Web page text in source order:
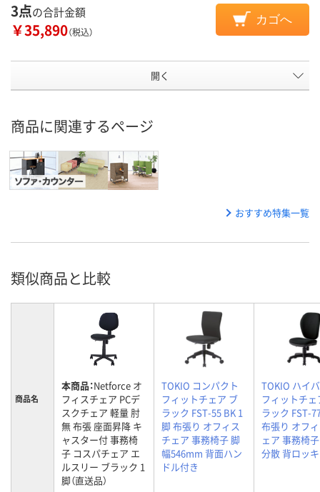
3点の合計金額
￥35,890（税込）
カゴへ
開く
商品に関連するページ
おすすめ特集一覧
類似商品と比較
商品名
本商品：Netforce オ
フィスチェア PCデ
スクチェア 軽量 肘
無 布張 座面昇降 キ
ャスター付 事務椅
子 コスパチェア エ
ルスリー ブラック 1
脚（直送品）
TOKIO コンパクト
フィットチェア ブ
ラック FST-55 BK 1
脚 布張り オフィス
チェア 事務椅子 脚
幅546mm 背面ハン
ドル付き
TOKIO ハイ
フィットチェ
ラック FST-
布張り オフ
ェア 事務椅
分散 背ロッ